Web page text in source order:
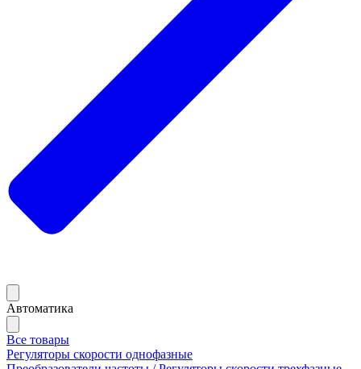
Автоматика
Все товары
Регуляторы скорости однофазные